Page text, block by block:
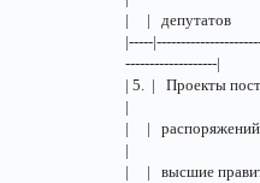
| |
|-----
-------------------|
| 5. | Проекты
| |
|
| | высшие